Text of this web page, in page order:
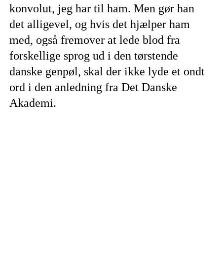
konvolut, jeg har til ham. Men gør han
det alligevel, og hvis det hjælper ham
med, også fremover at lede blod fra
forskellige sprog ud i den tørstende
danske genpøl, skal der ikke lyde et ondt
ord i den anledning fra Det Danske
Akademi.